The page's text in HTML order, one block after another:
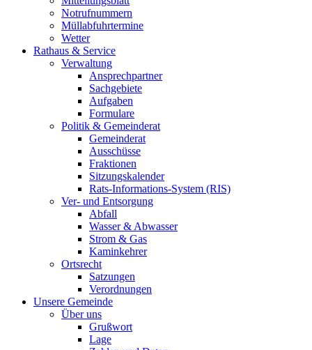
Notrufnummern
Müllabfuhrtermine
Wetter
Rathaus & Service
Verwaltung
Ansprechpartner
Sachgebiete
Aufgaben
Formulare
Politik & Gemeinderat
Gemeinderat
Ausschüsse
Fraktionen
Sitzungskalender
Rats-Informations-System (RIS)
Ver- und Entsorgung
Abfall
Wasser & Abwasser
Strom & Gas
Kaminkehrer
Ortsrecht
Satzungen
Verordnungen
Unsere Gemeinde
Über uns
Grußwort
Lage